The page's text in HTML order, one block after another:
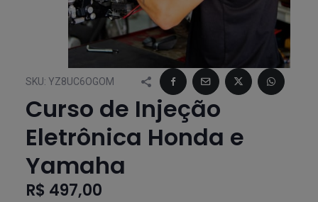
SKU: YZ8UC6OGOM
Curso de Injeção
Eletrônica Honda e
Yamaha
R$ 497,00